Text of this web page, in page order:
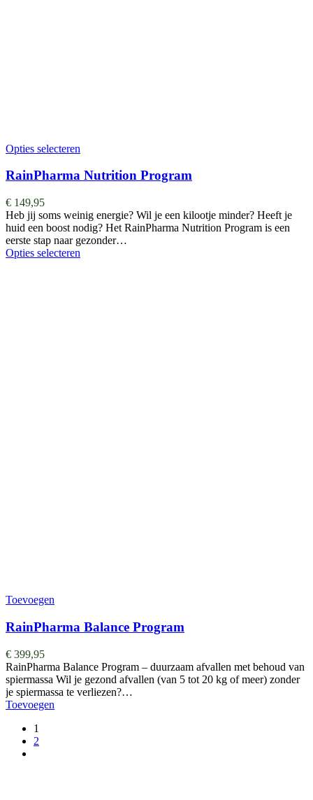
Opties selecteren
RainPharma Nutrition Program
€ 149,95
Heb jij soms weinig energie? Wil je een kilootje minder? Heeft je
huid een boost nodig? Het RainPharma Nutrition Program is een
eerste stap naar gezonder…
Opties selecteren
Toevoegen
RainPharma Balance Program
€ 399,95
RainPharma Balance Program – duurzaam afvallen met behoud van
spiermassa Wil je gezond afvallen (van 5 tot 20 kg of meer) zonder
je spiermassa te verliezen?…
Toevoegen
1
2